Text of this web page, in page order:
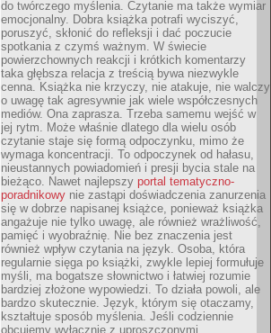
do twórczego myślenia. Czytanie ma także wymiar
emocjonalny. Dobra książka potrafi wyciszyć,
poruszyć, skłonić do refleksji i dać poczucie
spotkania z czymś ważnym. W świecie
powierzchownych reakcji i krótkich komentarzy
taka głębsza relacja z treścią bywa niezwykle
cenna. Książka nie krzyczy, nie atakuje, nie walczy
o uwagę tak agresywnie jak wiele współczesnych
mediów. Ona zaprasza. Trzeba samemu wejść w
jej rytm. Może właśnie dlatego dla wielu osób
czytanie staje się formą odpoczynku, mimo że
wymaga koncentracji. To odpoczynek od hałasu,
nieustannych powiadomień i presji bycia stale na
bieżąco. Nawet najlepszy portal tematyczno-
poradnikowy nie zastąpi doświadczenia zanurzenia
się w dobrze napisanej książce, ponieważ książka
angażuje nie tylko uwagę, ale również wrażliwość,
pamięć i wyobraźnię. Nie bez znaczenia jest
również wpływ czytania na język. Osoba, która
regularnie sięga po książki, zwykle lepiej formułuje
myśli, ma bogatsze słownictwo i łatwiej rozumie
bardziej złożone wypowiedzi. To działa powoli, ale
bardzo skutecznie. Język, którym się otaczamy,
kształtuje sposób myślenia. Jeśli codziennie
obcujemy wyłącznie z uproszczonymi